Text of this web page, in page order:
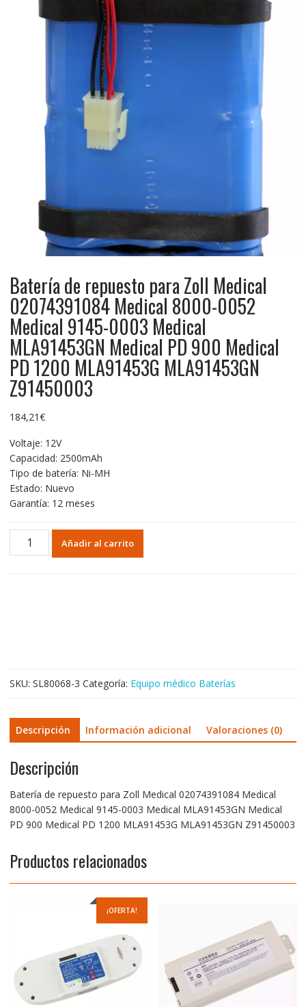
Batería de repuesto para Zoll Medical
02074391084 Medical 8000-0052
Medical 9145-0003 Medical
MLA91453GN Medical PD 900 Medical
PD 1200 MLA91453G MLA91453GN
Z91450003
184,21€
Voltaje: 12V
Capacidad: 2500mAh
Tipo de batería: Ni-MH
Estado: Nuevo
Garantía: 12 meses
Batería
0052
Medical
9145-
0003
Medical
MLA91453GN
Medical
PD
900
Medical
PD
MLA91453G
MLA91453GN
Z91450003
Añadir al carrito
SKU: SL80068-3 Categoría: Equipo médico Baterías
Descripción Información adicional Valoraciones (0)
Descripción
Batería de repuesto para Zoll Medical 02074391084 Medical
8000-0052 Medical 9145-0003 Medical MLA91453GN Medical
PD 900 Medical PD 1200 MLA91453G MLA91453GN Z91450003
Productos relacionados
¡OFERTA!